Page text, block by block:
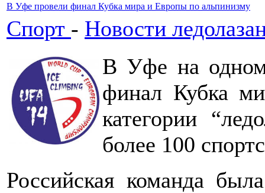
В Уфе провели финал Кубка мира и Европы по альпинизму
Спорт - Новости
В Уфе на
финал Кубка
категории
более 100
Российская команда